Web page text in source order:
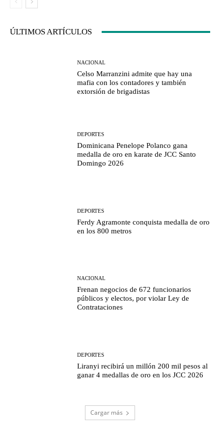
ÚLTIMOS ARTÍCULOS
NACIONAL
Celso Marranzini admite que hay una
mafia con los contadores y también
extorsión de brigadistas
DEPORTES
Dominicana Penelope Polanco gana
medalla de oro en karate de JCC Santo
Domingo 2026
DEPORTES
Ferdy Agramonte conquista medalla de oro
en los 800 metros
NACIONAL
Frenan negocios de 672 funcionarios
públicos y electos, por violar Ley de
Contrataciones
DEPORTES
Liranyi recibirá un millón 200 mil pesos al
ganar 4 medallas de oro en los JCC 2026
Cargar más